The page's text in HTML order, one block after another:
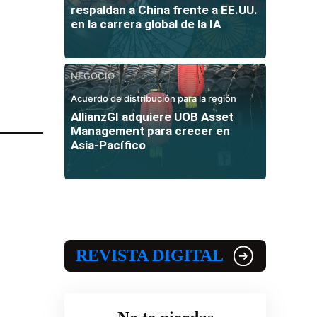
respaldan a China frente a EE.UU.
en la carrera global de la IA
NEGOCIO
Acuerdo de distribución para la región
AllianzGI adquiere UOB Asset
Management para crecer en
Asia-Pacífico
REVISTA DIGITAL